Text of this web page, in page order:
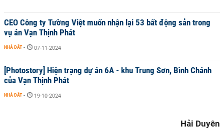
CEO Công ty Tường Việt muốn nhận lại 53 bất động sản trong
vụ án Vạn Thịnh Phát
NHÀ ĐẤT - 07-11-2024
[Photostory] Hiện trạng dự án 6A - khu Trung Sơn, Bình Chánh
của Vạn Thịnh Phát
NHÀ ĐẤT - 19-10-2024
Hải Duyên